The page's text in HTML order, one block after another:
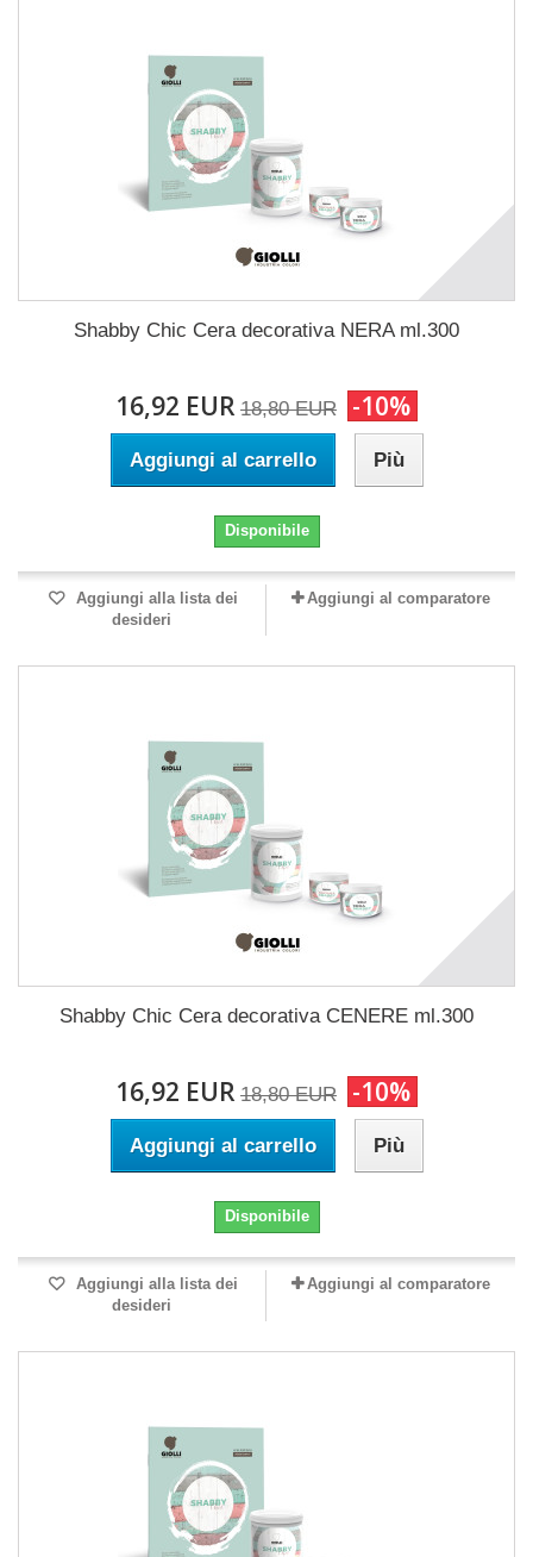
Shabby Chic Cera decorativa NERA ml.300
16,92 EUR 18,80 EUR -10%
Aggiungi al carrello Più
Disponibile
Aggiungi alla lista dei
desideri
Aggiungi al comparatore
Shabby Chic Cera decorativa CENERE ml.300
16,92 EUR 18,80 EUR -10%
Aggiungi al carrello Più
Disponibile
Aggiungi alla lista dei
desideri
Aggiungi al comparatore